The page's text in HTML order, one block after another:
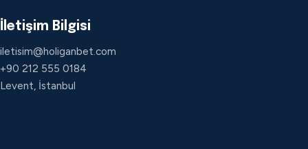
İletişim Bilgisi
iletisim@holiganbet.com
+90 212 555 0184
Levent, İstanbul